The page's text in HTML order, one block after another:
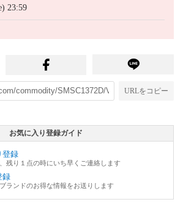
23:59
URLをコピー
お気に入り登録ガイド
登録
残り１点の時にいち早くご連絡します
録
ランドのお得な情報をお送りします